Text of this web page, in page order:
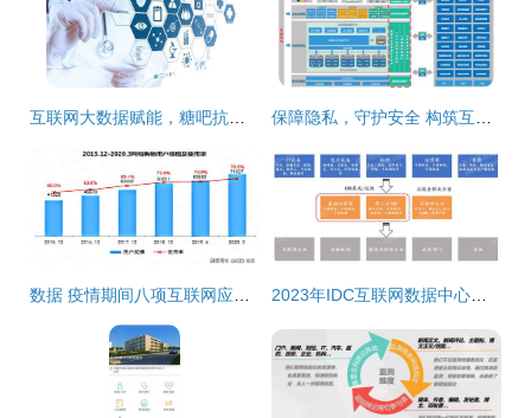
互联网大数据赋能，糖吧抗糖化技术助力健康中国战略 保障隐私，守护安全 构筑互联网医院数据安全新防线
数据 疫情期间八项互联网应用增幅均超10 2023年IDC互联网数据中心研究报告 驱动数字未来的核心引擎